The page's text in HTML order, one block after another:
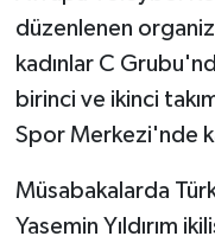
düzenlenen
kadınlar C
birinci ve ikinci
Spor Merkezi'nde
Müsabakalarda
Yasemin Yıldırım